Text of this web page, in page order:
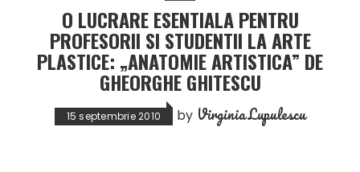
O LUCRARE ESENTIALA PENTRU
PROFESORII SI STUDENTII LA ARTE
PLASTICE: „ANATOMIE ARTISTICA” DE
GHEORGHE GHITESCU
15 septembrie 2010 by Virginia Lupulescu